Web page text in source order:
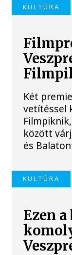
KULTÚRA
Két
vetítéssel
között
és
KULTÚRA
Ezen a